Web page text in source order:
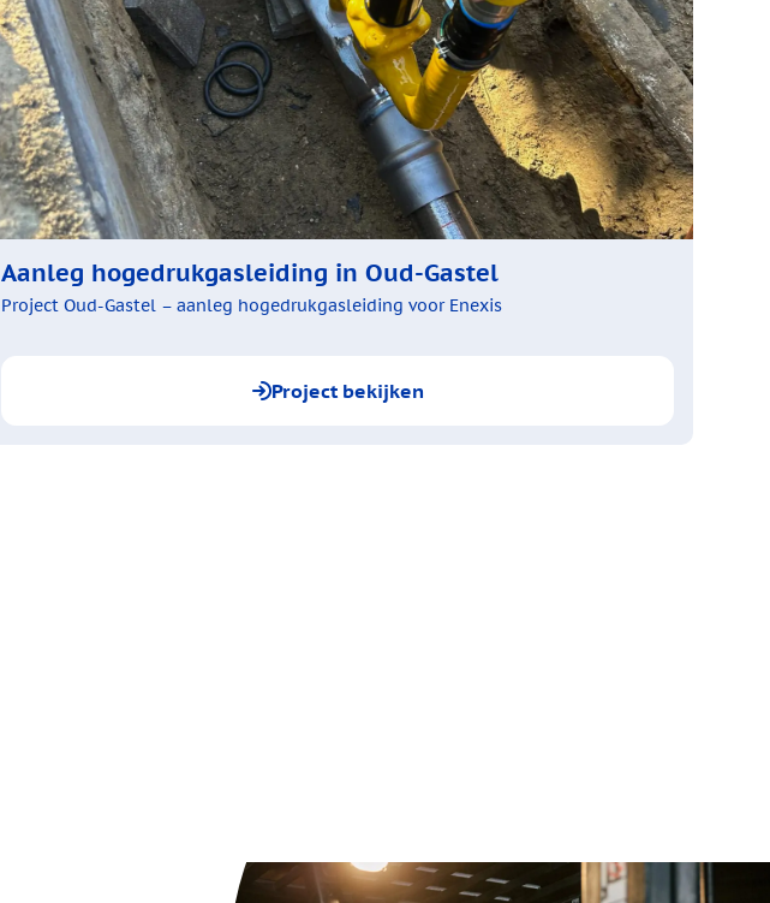
Aanleg hogedrukgasleiding in Oud-Gastel
Project Oud-Gastel – aanleg hogedrukgasleiding voor Enexis
Project bekijken